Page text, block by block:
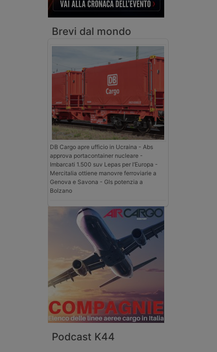
Brevi dal mondo
DB Cargo apre ufficio in Ucraina - Abs
approva portacontainer nucleare -
Imbarcati 1.500 suv Lepas per l’Europa -
Mercitalia ottiene manovre ferroviarie a
Genova e Savona - Gls potenzia a
Bolzano
Podcast K44